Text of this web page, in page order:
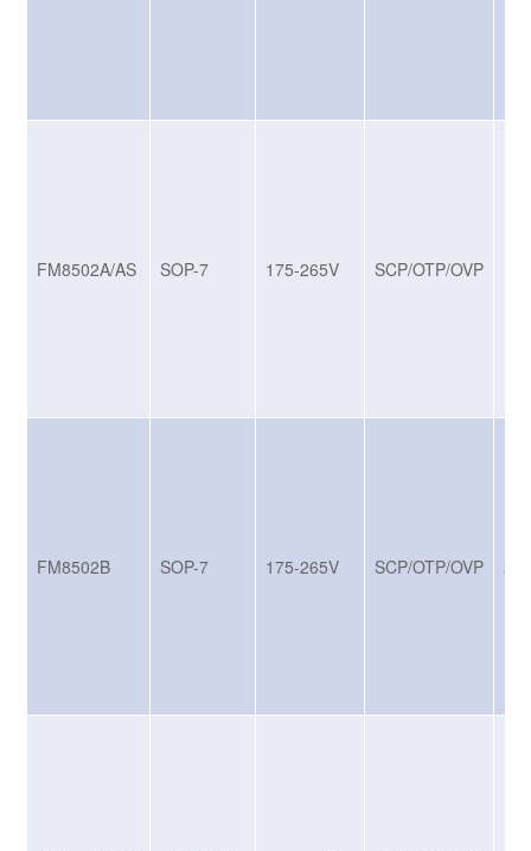
FM8502A/AS SOP-7 175-265V SCP/OTP/OVP
FM8502B SOP-7 175-265V SCP/OTP/OVP